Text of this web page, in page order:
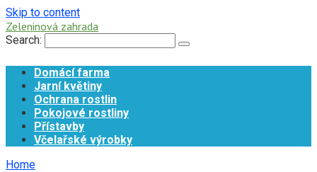
Skip to content
Zeleninová zahrada
Search:
Domácí farma
Jarní květiny
Ochrana rostlin
Pokojové rostliny
Přístavby
Včelařské výrobky
Home